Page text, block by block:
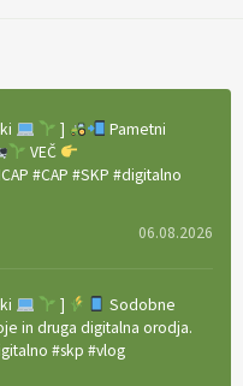
]
Pametni
VEČ
#CAP #SKP #digitalno
06.08.2026
]
Sodobne
in druga digitalna orodja.
#skp #vlog